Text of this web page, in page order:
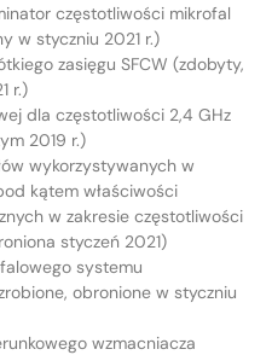
częstotliwości mikrofal
w styczniu 2021 r.)
zasięgu SFCW (zdobyty,
r.)
dla częstotliwości 2,4 GHz
2019 r.)
wykorzystywanych w
kątem właściwości
w zakresie częstotliwości
styczeń 2021)
systemu
obronione w styczniu
wzmacniacza